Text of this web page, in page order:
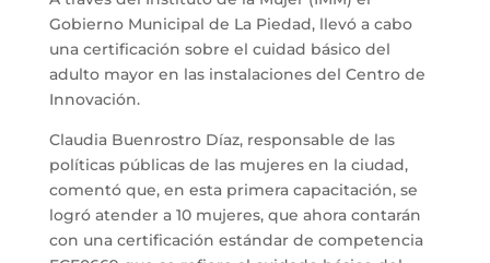
Gobierno Municipal de La Piedad, llevó a cabo
una certificación sobre el cuidad básico del
adulto mayor en las instalaciones del Centro de
Innovación.
Claudia Buenrostro Díaz, responsable de las
políticas públicas de las mujeres en la ciudad,
comentó que, en esta primera capacitación, se
logró atender a 10 mujeres, que ahora contarán
con una certificación estándar de competencia